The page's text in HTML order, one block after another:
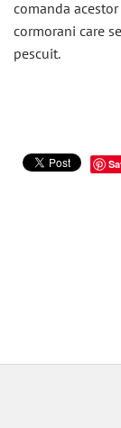
comanda
cormorani care
pescuit.